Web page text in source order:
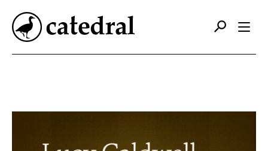
Autores